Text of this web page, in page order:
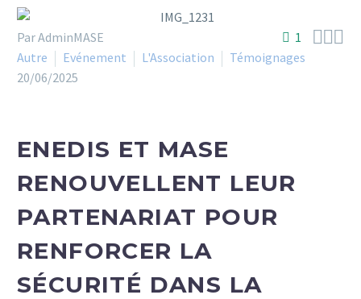
1 
Par AdminMASE
Autre
Evénement L'Association
Témoignages
20/06/2025
ENEDIS ET MASE
RENOUVELLENT LEUR
PARTENARIAT POUR
RENFORCER LA
SÉCURITÉ DANS LA